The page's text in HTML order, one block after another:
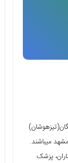
میباشند.
پزشک